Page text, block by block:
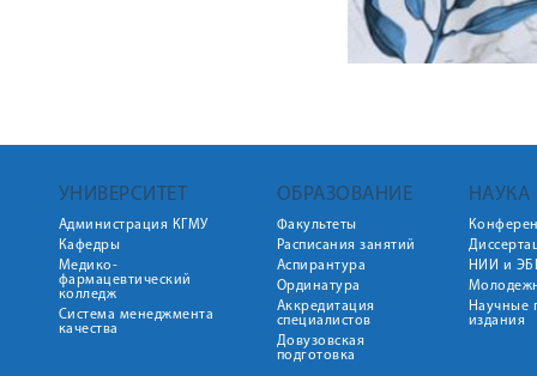
УНИВЕРСИТЕТ
Администрация КГМУ
Кафедры
Медико-
фармацевтический
колледж
Система менеджмента
качества
ОБРАЗОВАНИЕ
Факультеты
Расписания занятий
Аспирантура
Ординатура
Аккредитация
специалистов
Довузовская
подготовка
НАУКА
НИИ и
Научные
издания